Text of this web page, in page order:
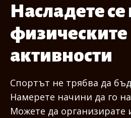
Насладете се
физическите
активности
Спортът не трябва да
Намерете начини да го
Можете да организирате